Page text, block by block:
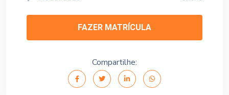
FAZER MATRÍCULA
Compartilhe: